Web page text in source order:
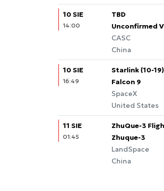
10 SIE
14:00
TBD
Unconfirmed
CASC
China
10 SIE
16:49
Starlink (10-19)
Falcon 9
SpaceX
United States
11 SIE
01:45
ZhuQue-3
Zhuque-3
LandSpace
China